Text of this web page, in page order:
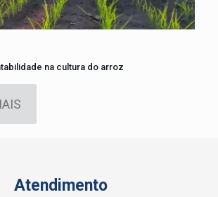
na cultura do arroz
Atendimento